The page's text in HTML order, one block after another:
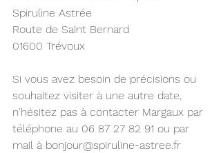
Spiruline Astrée
Route de Saint Bernard
01600 Trévoux
Si vous avez besoin de précisions ou
souhaitez visiter à une autre date,
n'hésitez pas à contacter Margaux par
téléphone au 06 87 27 82 91 ou par
mail à bonjour@spiruline-astree.fr